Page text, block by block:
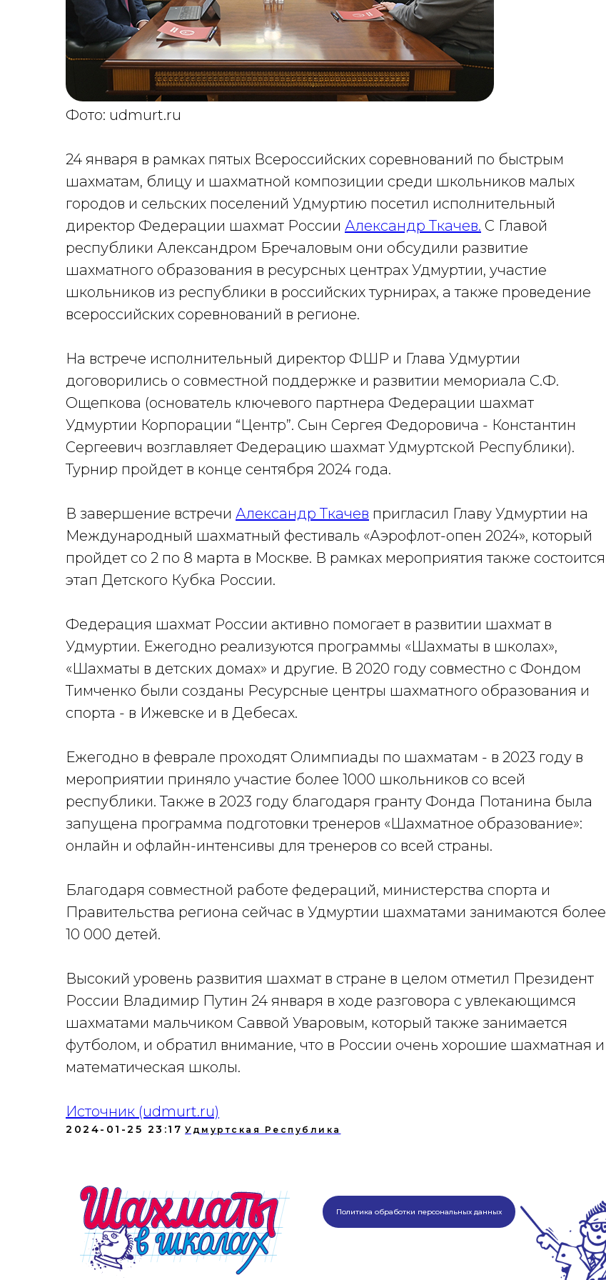
Фото: udmurt.ru
24 января в рамках пятых Всероссийских соревнований по быстрым
шахматам, блицу и шахматной композиции среди школьников малых
городов и сельских поселений Удмуртию посетил исполнительный
директор Федерации шахмат России Александр Ткачев. С Главой
республики Александром Бречаловым они обсудили развитие
шахматного образования в ресурсных центрах Удмуртии, участие
школьников из республики в российских турнирах, а также проведение
всероссийских соревнований в регионе.
На встрече исполнительный директор ФШР и Глава Удмуртии
договорились о совместной поддержке и развитии мемориала С.Ф.
Ощепкова (основатель ключевого партнера Федерации шахмат
Удмуртии Корпорации “Центр”. Сын Сергея Федоровича - Константин
Сергеевич возглавляет Федерацию шахмат Удмуртской Республики).
Турнир пройдет в конце сентября 2024 года.
В завершение встречи Александр Ткачев пригласил Главу Удмуртии на
Международный шахматный фестиваль «Аэрофлот-опен 2024», который
пройдет со 2 по 8 марта в Москве. В рамках мероприятия также состоится
этап Детского Кубка России.
Федерация шахмат России активно помогает в развитии шахмат в
Удмуртии. Ежегодно реализуются программы «Шахматы в школах»,
«Шахматы в детских домах» и другие. В 2020 году совместно с Фондом
Тимченко были созданы Ресурсные центры шахматного образования и
спорта - в Ижевске и в Дебесах.
Ежегодно в феврале проходят Олимпиады по шахматам - в 2023 году в
мероприятии приняло участие более 1000 школьников со всей
республики. Также в 2023 году благодаря гранту Фонда Потанина была
запущена программа подготовки тренеров «Шахматное образование»:
онлайн и офлайн-интенсивы для тренеров со всей страны.
Благодаря совместной работе федераций, министерства спорта и
Правительства региона сейчас в Удмуртии шахматами занимаются более
10 000 детей.
Высокий уровень развития шахмат в стране в целом отметил Президент
России Владимир Путин 24 января в ходе разговора с увлекающимся
шахматами мальчиком Саввой Уваровым, который также занимается
футболом, и обратил внимание, что в России очень хорошие шахматная и
математическая школы.
Источник (udmurt.ru)
2024-01-25 23:17 Удмуртская Республика
Политика обработки персональных данных